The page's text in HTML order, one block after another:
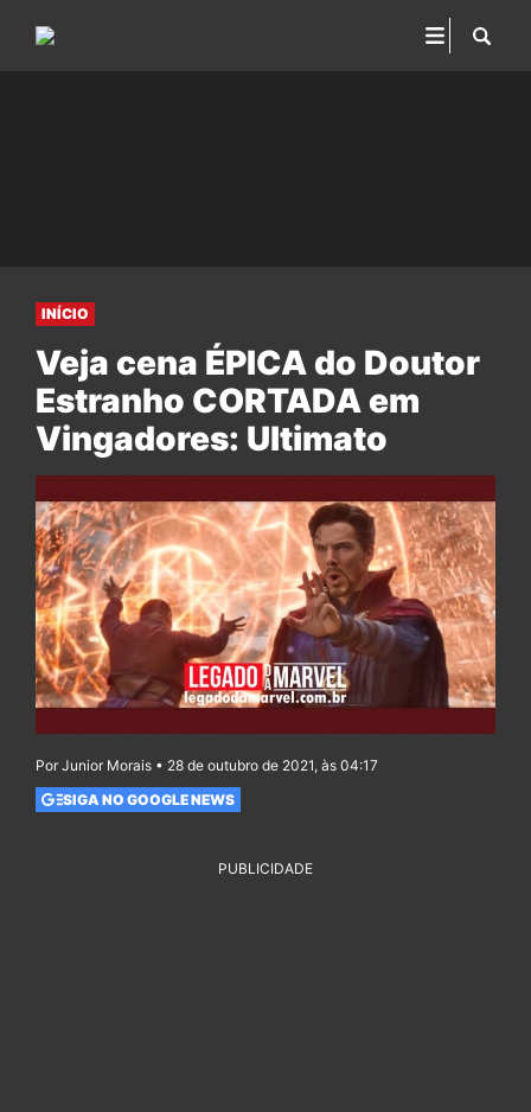
INÍCIO
Veja cena ÉPICA do Doutor
Estranho CORTADA em
Vingadores: Ultimato
Por Junior Morais • 28 de outubro de 2021, às 04:17
SIGA NO GOOGLE NEWS
PUBLICIDADE